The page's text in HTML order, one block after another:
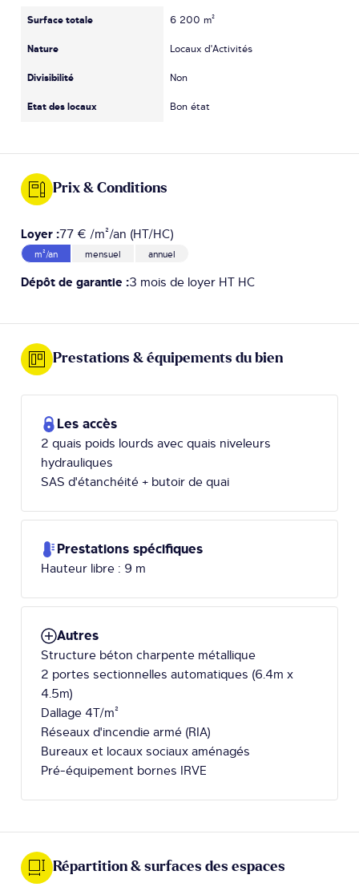
Surface totale
Nature
Divisibilité
Etat des locaux
6 200 m²
Locaux d'Activités
Non
Bon état
Prix & Conditions
Loyer :77 € /m²/an (HT/HC)
m²/an mensuel annuel
Dépôt de garantie :3 mois de loyer HT HC
Prestations & équipements du bien
Les accès
2 quais poids lourds avec quais niveleurs
hydrauliques
SAS d'étanchéité + butoir de quai
Prestations spécifiques
Hauteur libre : 9 m
Autres
Structure béton charpente métallique
2 portes sectionnelles automatiques (6.4m x
4.5m)
Dallage 4T/m²
Réseaux d'incendie armé (RIA)
Bureaux et locaux sociaux aménagés
Pré-équipement bornes IRVE
Répartition & surfaces des espaces